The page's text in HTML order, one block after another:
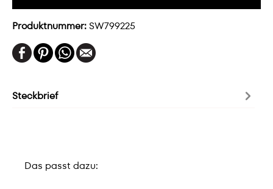
Produktnummer:SW799225
Steckbrief
Das passt dazu: